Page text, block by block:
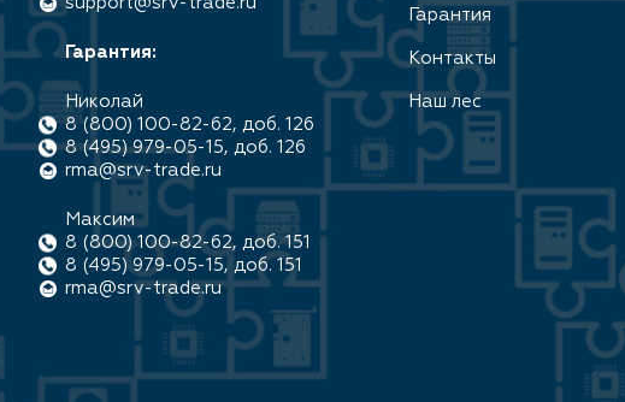
Гарантия:
Николай
8 (800) 100-82-62, доб. 126
8 (495) 979-05-15, доб. 126
rma@srv-trade.ru
Максим
8 (800) 100-82-62, доб. 151
8 (495) 979-05-15, доб. 151
rma@srv-trade.ru
Гарантия
Контакты
Наш лес